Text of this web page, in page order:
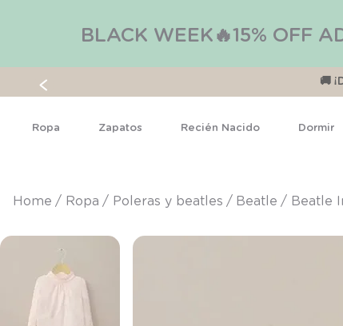
BLACK WEEK🔥15% OFF
🚚
Ropa Zapatos Recién Nacido Dormir
ropa poleras y beatles beatle Beatle